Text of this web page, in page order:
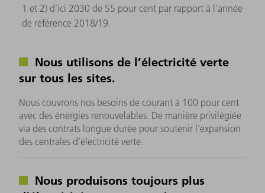
1 et 2) d’ici 2030 de 55 pour cent par rapport à l’année
de référence 2018/19.
Nous utilisons de l’électricité verte
sur tous les sites.
Nous couvrons nos besoins de courant à 100 pour cent
avec des énergies renouvelables. De manière privilégiée
via des contrats longue durée pour soutenir l’expansion
des centrales d’électricité verte.
Nous produisons toujours plus